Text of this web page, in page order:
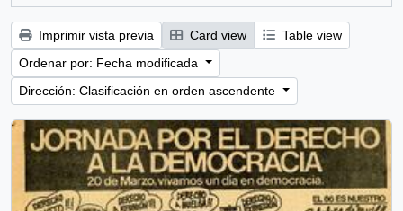
Imprimir vista previa Card view
Table view
Ordenar por: Fecha modificada
Dirección: Clasificación en orden ascendente